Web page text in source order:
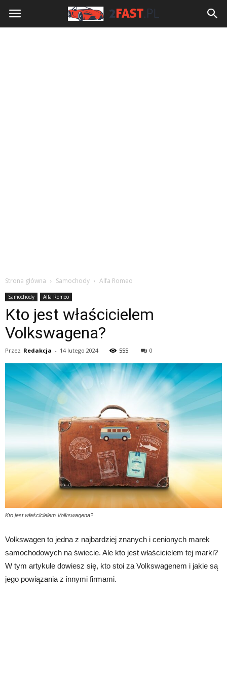
Strona główna Samochody Alfa Romeo
Samochody Alfa Romeo
Kto jest właścicielem
Volkswagena?
Przez Redakcja - 14 lutego 2024 555 0
Kto jest właścicielem Volkswagena?
Volkswagen to jedna z najbardziej znanych i cenionych marek
samochodowych na świecie. Ale kto jest właścicielem tej marki?
W tym artykule dowiesz się, kto stoi za Volkswagenem i jakie są
jego powiązania z innymi firmami.